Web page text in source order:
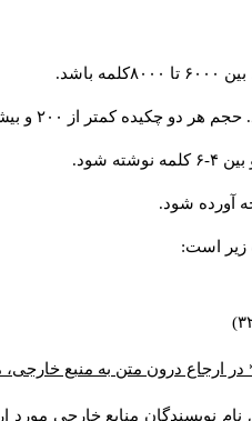
از ۲۰۰ و بیشتر از ۲۵۰ کلمه نباشد.
شود.
آورده شود.
زیر است:
در ارجاع درون متن به منبع
نویسندگان منابع خارجی